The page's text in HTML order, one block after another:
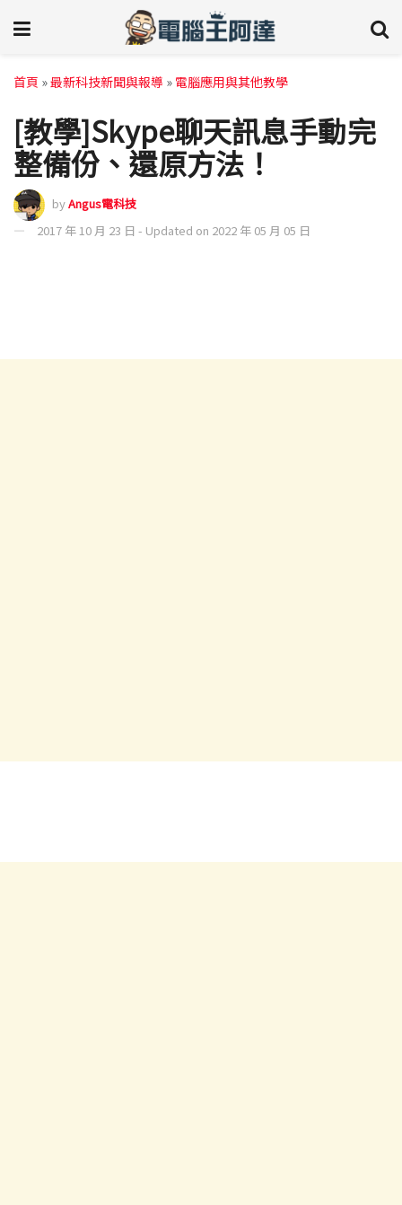
首頁 »最新科技新聞與報導 » 電腦應用與其他教學
[教學]Skype聊天訊息手動完
整備份、還原方法！
byAngus電科技
2017 年 10 月 23 日 - Updated on 2022 年 05 月 05 日